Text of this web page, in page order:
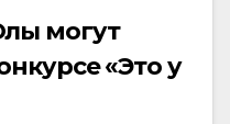
могут
«Это у